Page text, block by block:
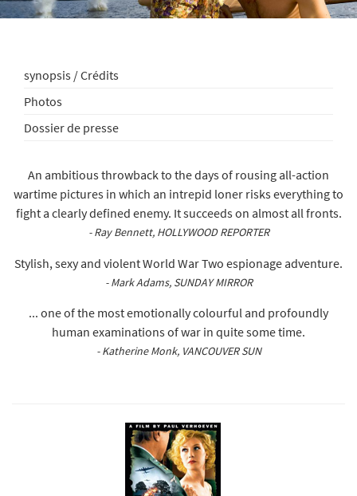
synopsis / Crédits
Photos
Dossier de presse
An ambitious throwback to the days of rousing all-action
wartime pictures in which an intrepid loner risks everything to
fight a clearly defined enemy. It succeeds on almost all fronts.
- Ray Bennett, HOLLYWOOD REPORTER
Stylish, sexy and violent World War Two espionage adventure.
- Mark Adams, SUNDAY MIRROR
... one of the most emotionally colourful and profoundly
human examinations of war in quite some time.
- Katherine Monk, VANCOUVER SUN